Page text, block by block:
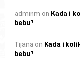
adminm on Kada i
bebu?
Tijana on Kada i
bebu?